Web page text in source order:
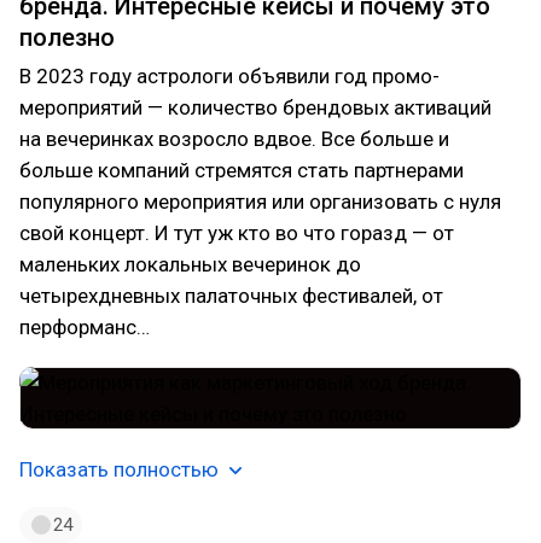
бренда. Интересные кейсы и почему это
полезно
В 2023 году астрологи объявили год промо-
мероприятий — количество брендовых активаций
на вечеринках возросло вдвое. Все больше и
больше компаний стремятся стать партнерами
популярного мероприятия или организовать с нуля
свой концерт. И тут уж кто во что горазд — от
маленьких локальных вечеринок до
четырехдневных палаточных фестивалей, от
перформанс…
Показать полностью
24